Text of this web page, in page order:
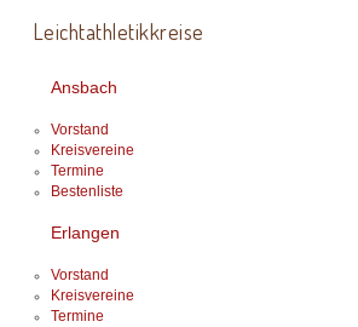
Leichtathletikkreise
Ansbach
Vorstand
Kreisvereine
Termine
Bestenliste
Erlangen
Vorstand
Kreisvereine
Termine